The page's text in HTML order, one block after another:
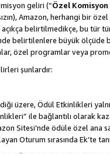
geliri (“Özel
Amazon, herhangi bir
açıkça belirtilmedikçe, bu tür
belirtilenlere büyük ölçüde
özel programlar veya
şunlardır:
üzere, Ödül Etkinlikleri
ile bağlantılı olarak
Sitesi’nde ödüle özel ana
Oturum sırasında Ek’te